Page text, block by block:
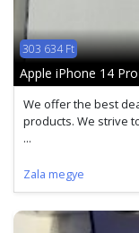
303 634 Ft
Apple iPhone 14
We offer the best
products. We strive
...
Zala megye